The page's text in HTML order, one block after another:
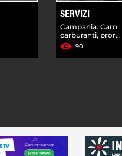
SERVIZI
Campania. Caro
carburanti, pror...
90